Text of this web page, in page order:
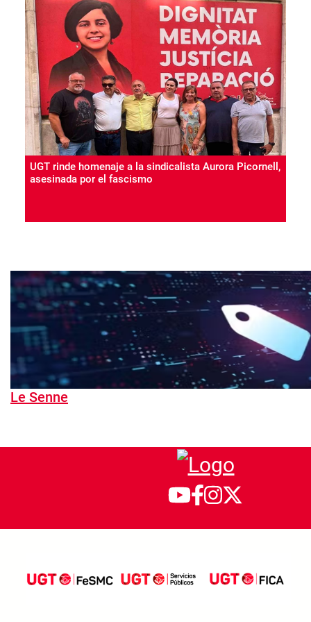
UGT rinde homenaje a la sindicalista Aurora Picornell,
asesinada por el fascismo
Le Senne